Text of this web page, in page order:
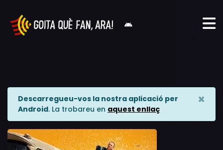
Descarregueu-vos la nostra aplicació per
Android. La trobareu en aquest enllaç
×